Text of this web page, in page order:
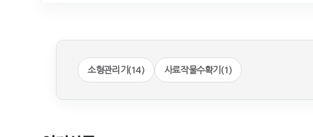
소형관리기(14) 사료작물수확기(1)